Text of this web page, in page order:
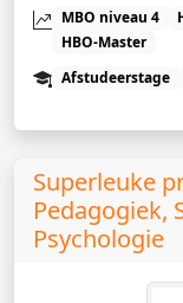
MBO niveau 4
HBO-Master
Afstudeerstage
Superleuke
Pedagogiek,
Psychologie